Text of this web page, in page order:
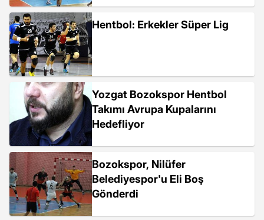
Hentbol: Erkekler Süper Lig
Yozgat Bozokspor Hentbol
Takımı Avrupa Kupalarını
Hedefliyor
Bozokspor, Nilüfer
Belediyespor'u Eli Boş
Gönderdi